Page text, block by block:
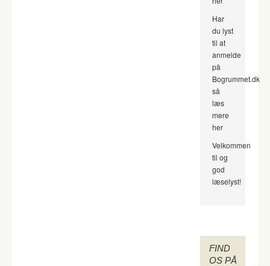
Har
du lyst
til at
anmelde
på
Bogrummet.dk
så
læs
mere
her
Velkommen
til og
god
læselyst!
FIND
OS PÅ